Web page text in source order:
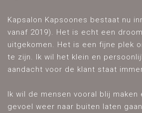
Kapsalon Kapsoones bestaat nu
vanaf 2019). Het is echt een
uitgekomen. Het is een fijne plek
te zijn. Ik wil het klein en
aandacht voor de klant staat
Ik wil de mensen vooral blij maken
gevoel weer naar buiten laten